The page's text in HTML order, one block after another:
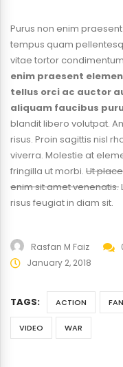
Purus non enim
tempus quam
vitae tortor
enim praesent
tellus orci ac auctor
aliquam faucibus
blandit libero volutpat.
risus. Proin sagittis nisl
viverra. Molestie at
fringilla ut morbi. Ut
enim sit amet venenatis.
risus feugiat in diam sit.
Rasfan M Faiz
January 2, 2018
TAGS: ACTION
VIDEO WAR